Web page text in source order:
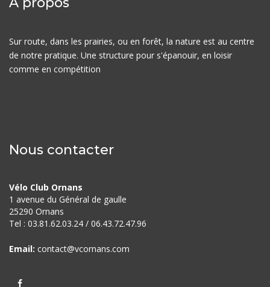
Sur route, dans les prairies, ou en forêt, la nature est au centre
de notre pratique. Une structure pour s'épanouir, en loisir
comme en compétition
Nous contacter
Vélo Club Ornans
1 avenue du Général de gaulle
25290 Ornans
Tel : 03.81.62.03.24 / 06.43.72.47.96
Email: contact@vcornans.com